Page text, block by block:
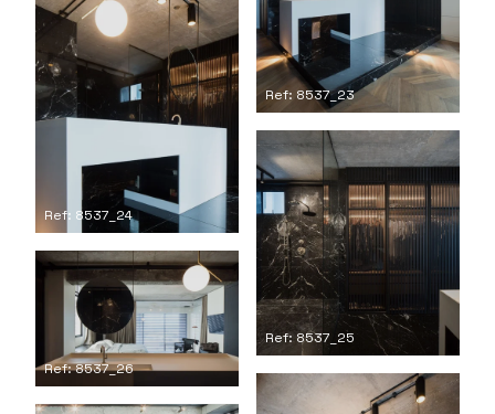
Ref: 8537_23
Ref: 8537_24
Ref: 8537_25
Ref: 8537_26